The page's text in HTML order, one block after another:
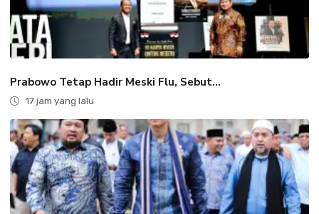
Prabowo Tetap Hadir Meski Flu, Sebut...
17 jam yang lalu